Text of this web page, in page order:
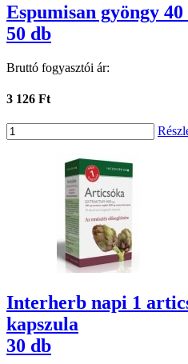
Espumisan gyöngy
50 db
Bruttó fogyasztói ár:
3 126 Ft
Interherb napi 1
kapszula
30 db